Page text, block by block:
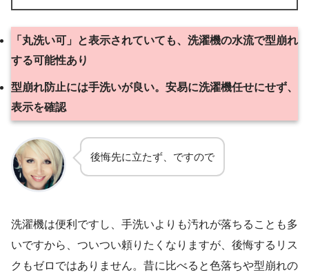
「丸洗い可」と表示されていても、洗濯機の水流で型崩れ
する可能性あり
型崩れ防止には手洗いが良い。安易に洗濯機任せにせず、
表示を確認
後悔先に立たず、ですので
洗濯機は便利ですし、手洗いよりも汚れが落ちることも多
いですから、ついつい頼りたくなりますが、後悔するリス
クもゼロではありません。昔に比べると色落ちや型崩れの